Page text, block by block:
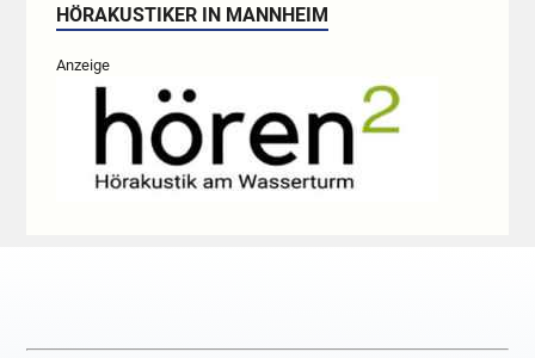
HÖRAKUSTIKER IN MANNHEIM
Anzeige